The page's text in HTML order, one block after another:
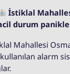
İstiklal
durum
Mahallesi
kullanılan alarm